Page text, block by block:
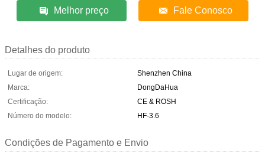
Melhor preço Fale Conosco
Detalhes do produto
Lugar de origem:
Shenzhen China
Marca:
DongDaHua
Certificação:
CE & ROSH
Número do modelo:
HF-3.6
Condições de Pagamento e Envio